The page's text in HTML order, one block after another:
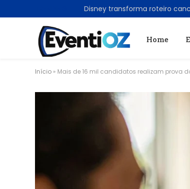
Home
Início » Mais de 16 mil candidatos realizam prova